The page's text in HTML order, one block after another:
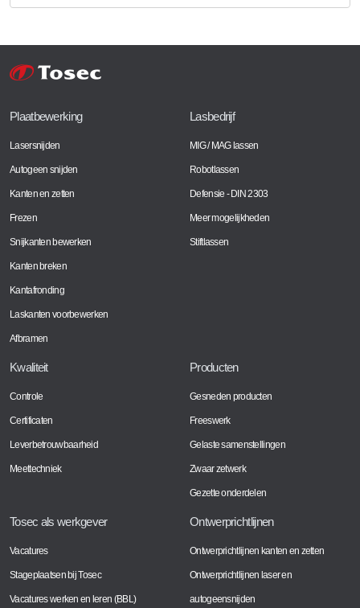
Plaatbewerking
Lasersnijden
Autogeen snijden
Kanten en zetten
Frezen
Snijkanten bewerken
Kanten breken
Kantafronding
Laskanten voorbewerken
Afbramen
Lasbedrijf
MIG / MAG lassen
Robotlassen
Defensie - DIN 2303
Meer mogelijkheden
Stiftlassen
Kwaliteit
Controle
Certificaten
Leverbetrouwbaarheid
Meettechniek
Producten
Gesneden producten
Freeswerk
Gelaste samenstellingen
Zwaar zetwerk
Gezette onderdelen
Tosec als werkgever
Vacatures
Stageplaatsen bij Tosec
Vacatures werken en leren (BBL)
Ontwerprichtlijnen
Ontwerprichtlijnen kanten en zetten
Ontwerprichtlijnen laser en
autogeensnijden